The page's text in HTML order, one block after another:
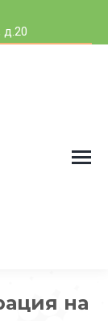
д.20
на